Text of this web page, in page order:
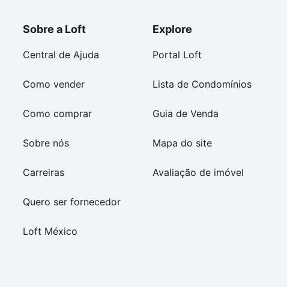
Sobre a Loft
Central de Ajuda
Como vender
Como comprar
Sobre nós
Carreiras
Quero ser fornecedor
Loft México
Explore
Portal Loft
Lista de Condomínios
Guia de Venda
Mapa do site
Avaliação de imóvel